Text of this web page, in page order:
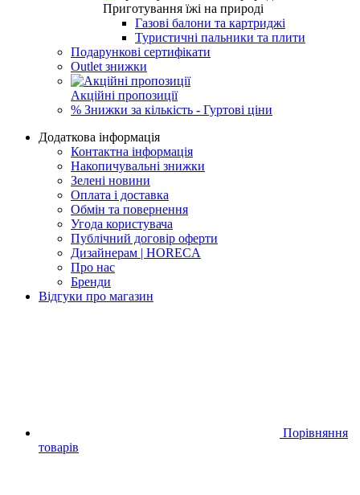
Приготування їжі на природі
Газові балони та картриджі
Туристичні пальники та плити
Подарункові сертифікати
Outlet знижки
Акційні пропозиції
% Знижки за кількість - Гуртові ціни
Додаткова інформація
Контактна інформація
Накопичувальні знижки
Зелені новини
Оплата і доставка
Обмін та повернення
Угода користувача
Публічний договір оферти
Дизайнерам | HORECA
Про нас
Бренди
Відгуки про магазин
Порівняння
товарів